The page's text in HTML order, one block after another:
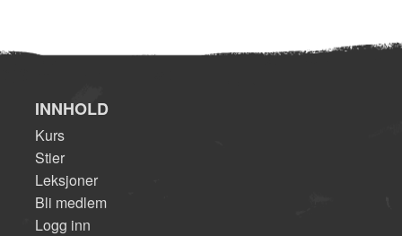
INNHOLD
Kurs
Stier
Leksjoner
Bli medlem
Logg inn